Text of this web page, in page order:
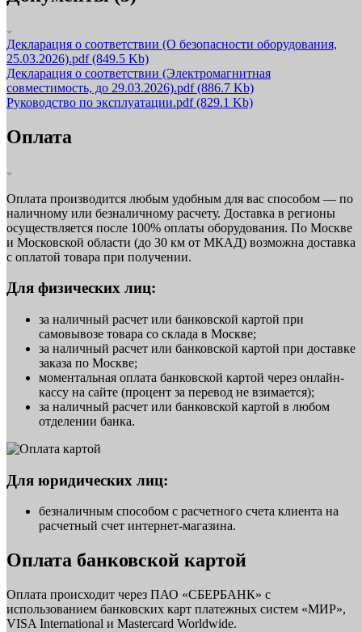
Декларация о соответствии (О безопасности оборудования,
25.03.2026).pdf(849.5 Kb)
Декларация о соответствии (Электромагнитная
совместимость, до 29.03.2026).pdf(886.7 Kb)
Руководство по эксплуатации.pdf(829.1 Kb)
Оплата
Оплата производится любым удобным для вас способом — по
наличному или безналичному расчету. Доставка в регионы
осуществляется после 100% оплаты оборудования. По Москве
и Московской области (до 30 км от МКАД) возможна доставка
с оплатой товара при получении.
Для физических лиц:
за наличный расчет или банковской картой при
самовывозе товара со склада в Москве;
за наличный расчет или банковской картой при доставке
заказа по Москве;
моментальная оплата банковской картой через онлайн-
кассу на сайте (процент за перевод не взимается);
за наличный расчет или банковской картой в любом
отделении банка.
Для юридических лиц:
безналичным способом с расчетного счета клиента на
расчетный счет интернет-магазина.
Оплата банковской картой
Оплата происходит через ПАО «СБЕРБАНК» с
использованием банковских карт платежных систем «МИР»,
VISA International и Mastercard Worldwide.